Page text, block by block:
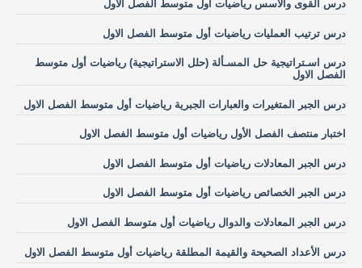
درس القوى والأسس رياضيات أول متوسط الفصل الاول
درس ترتيب العمليات رياضيات أول متوسط الفصل الاول
درس اسـتراتيجية حل المسـألة (حلل الاستراتيجية) رياضيات أول متوسط
الفصل الاول
درس الجبر المتغيرات والعبارات الجبرية رياضيات أول متوسط الفصل الاول
اختبار منتصف الفصل الأول رياضيات أول متوسط الفصل الاول
درس الجبر المعادلات رياضيات أول متوسط الفصل الاول
درس الجبر الخصائص رياضيات أول متوسط الفصل الاول
درس الجبر المعادلات والدوال رياضيات أول متوسط الفصل الاول
درس الأعداد الصحيحة والقيمة المطلقة رياضيات أول متوسط الفصل الاول